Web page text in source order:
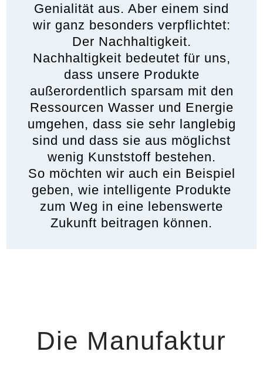
Genialität aus. Aber einem sind
wir ganz besonders verpflichtet:
Der Nachhaltigkeit.
Nachhaltigkeit bedeutet für uns,
dass unsere Produkte
außerordentlich sparsam mit den
Ressourcen Wasser und Energie
umgehen, dass sie sehr langlebig
sind und dass sie aus möglichst
wenig Kunststoff bestehen.
So möchten wir auch ein Beispiel
geben, wie intelligente Produkte
zum Weg in eine lebenswerte
Zukunft beitragen können.
Die Manufaktur